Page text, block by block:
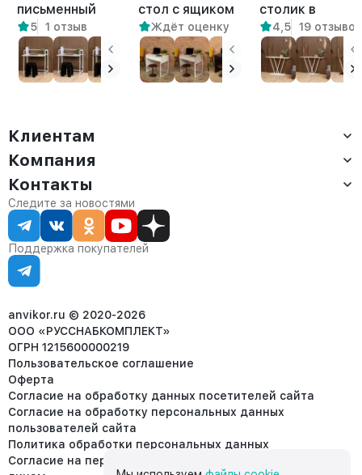
письменный
стол Кова
белый/
амаретто
5 1 отзыв
стол с ящиком
Адэр белый/
амаретто
Ждёт оценку
столик в
прихожую лофт
Чарко белый/
амаретто
4,5 19 отзывов
Клиентам
Доставка
Оплата
Сервис
Статус заказа
Статьи
Компания
О компании
Контакты
Партнёрам
Контакты
Отдел продаж:
8 (800) 234-22-62
corp@anvikor.ru
Ежедневно, с 7:00-19:00 (МСК)
Отдел рекламации:
8 (953) 455-25-61
Следите за новостями
Поддержка покупателей
anvikor.ru © 2020-2026
ООО «РУССНАБКОМПЛЕКТ»
ОГРН 1215600000219
Пользовательское соглашение
Оферта
Согласие на обработку данных посетителей сайта
Согласие на обработку персональных данных
пользователей сайта
Политика обработки персональных данных
Согласие на передачу персональных данных третьим